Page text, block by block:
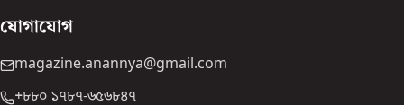
যোগাযোগ
magazine.anannya@gmail.com
+৮৮০ ১৭৮৭-৬৫৬৮৪৭